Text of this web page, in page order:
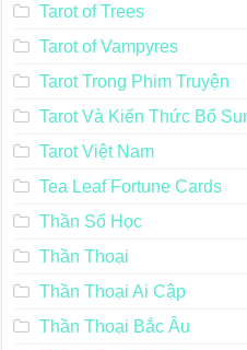
Tarot of Trees
Tarot of Vampyres
Tarot Trong Phim Truyện
Tarot Và Kiến Thức Bổ
Tarot Việt Nam
Tea Leaf Fortune Cards
Thần Số Học
Thần Thoại
Thần Thoại Ai Cập
Thần Thoại Bắc Âu